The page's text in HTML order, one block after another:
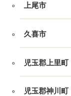
上尾市
久喜市
児玉郡上里町
児玉郡神川町